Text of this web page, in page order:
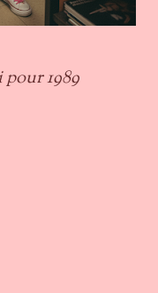
1989